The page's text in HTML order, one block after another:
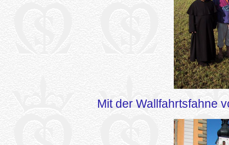
Mit der Wallfahrtsfahne